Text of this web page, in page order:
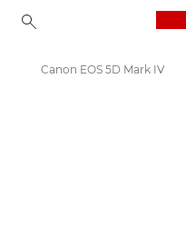
Canon EOS 5D Mark IV